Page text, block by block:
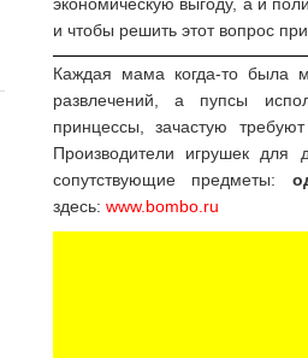
и чтобы решить этот вопрос
Каждая мама когда-то была
развлечений, а пупсы
принцессы, зачастую
Производители игрушек для
сопутствующие предметы:
здесь: www.bombo.ru